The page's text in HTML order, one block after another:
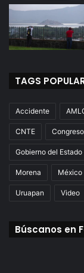
TAGS
Accidente
CNTE
Gobierno del
Morena México
Uruapan Video
Búscanos en